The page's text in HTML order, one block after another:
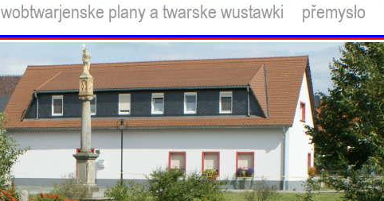
wobtwarjenske plany a twarske wustawki
přemysło